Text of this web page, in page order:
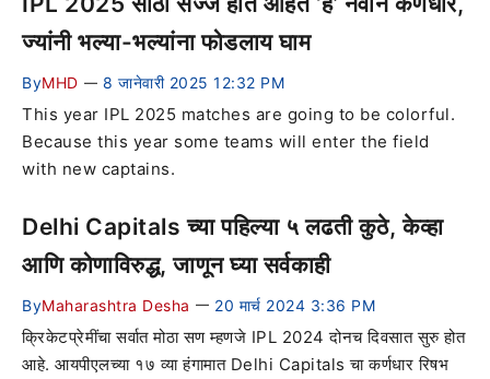
ज्यांनी भल्या-भल्यांना फोडलाय घाम
ByMHD — 8 जानेवारी 2025 12:32 PM
This year IPL 2025 matches are going to be colorful.
Because this year some teams will enter the field
with new captains.
Delhi Capitals च्या पहिल्या ५ लढती कुठे, केव्हा
आणि कोणाविरुद्ध, जाणून घ्या सर्वकाही
ByMaharashtra Desha — 20 मार्च 2024 3:36 PM
क्रिकेटप्रेमींचा सर्वात मोठा सण म्हणजे IPL 2024 दोनच दिवसात सुरु होत
आहे. आयपीएलच्या १७ व्या हंगामात Delhi Capitals चा कर्णधार रिषभ